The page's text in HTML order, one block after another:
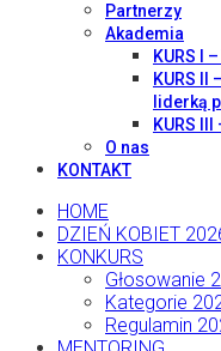
Partnerzy
Akademia
KURS I
KURS II
liderką
KURS
O nas
KONTAKT
HOME
DZIEŃ KOBIET
KONKURS
Głosowanie
Kategorie
Regulamin